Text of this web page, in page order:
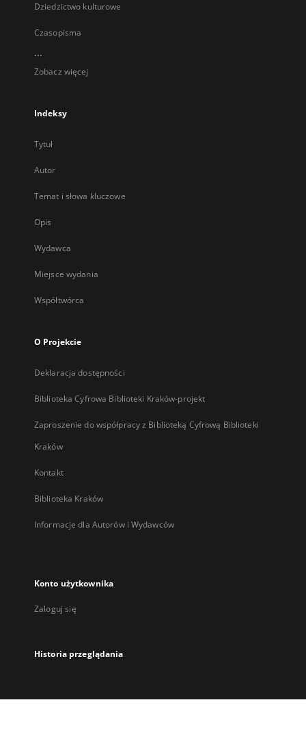
Dziedzictwo kulturowe
Czasopisma
...
Zobacz więcej
Indeksy
Tytuł
Autor
Temat i słowa kluczowe
Opis
Wydawca
Miejsce wydania
Współtwórca
O Projekcie
Deklaracja dostępności
Biblioteka Cyfrowa Biblioteki Kraków-projekt
Zaproszenie do współpracy z Biblioteką Cyfrową Biblioteki
Kraków
Kontakt
Biblioteka Kraków
Informacje dla Autorów i Wydawców
Konto użytkownika
Zaloguj się
Historia przeglądania